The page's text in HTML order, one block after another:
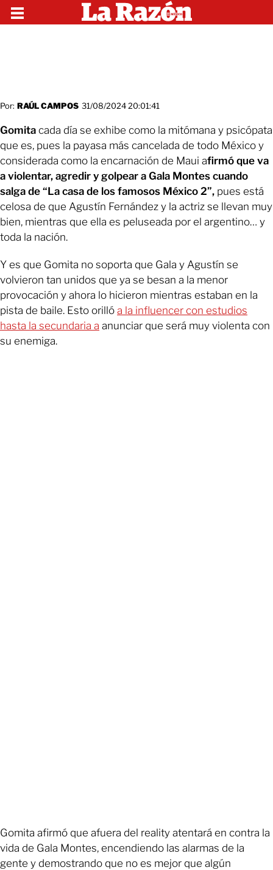
Por: RAÚL CAMPOS 31/08/2024 20:01:41
Gomita cada día se exhibe como la mitómana y psicópata
que es, pues la payasa más cancelada de todo México y
considerada como la encarnación de Maui afirmó que va
a violentar, agredir y golpear a Gala Montes cuando
salga de “La casa de los famosos México 2”, pues está
celosa de que Agustín Fernández y la actriz se llevan muy
bien, mientras que ella es peluseada por el argentino… y
toda la nación.
Y es que Gomita no soporta que Gala y Agustín se
volvieron tan unidos que ya se besan a la menor
provocación y ahora lo hicieron mientras estaban en la
pista de baile. Esto orilló a la influencer con estudios
hasta la secundaria a anunciar que será muy violenta con
su enemiga.
Gomita afirmó que afuera del reality atentará en contra la
vida de Gala Montes, encendiendo las alarmas de la
gente y demostrando que no es mejor que algún